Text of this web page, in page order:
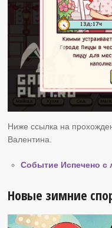
Ниже ссылка на
Валентина.
Событие Испечено
Новые зимние